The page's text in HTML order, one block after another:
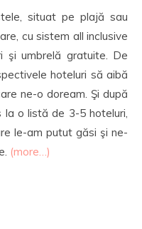
situat pe plajă sau
cu sistem all inclusive
şi umbrelă gratuite. De
hoteluri să aibă
ne-o doream. Şi după
o listă de 3-5 hoteluri,
le-am putut găsi şi ne-
(more…)